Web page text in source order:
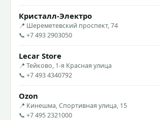
Кристалл-Электро
📍 Шереметевский проспект, 74
📞 +7 493 2903050
Lecar Store
📍 Тейково, 1-я Красная улица
📞 +7 493 4340792
Ozon
📍 Кинешма, Спортивная улица, 15
📞 +7 495 2321000